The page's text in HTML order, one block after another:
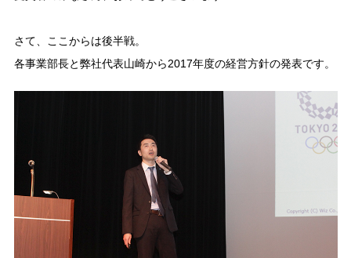
さて、ここからは後半戦。
各事業部長と弊社代表山崎から2017年度の経営方針の発表です。